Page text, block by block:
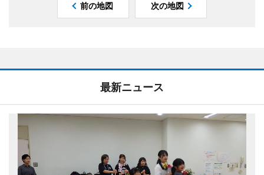
前の地図 次の地図
最新ニュース